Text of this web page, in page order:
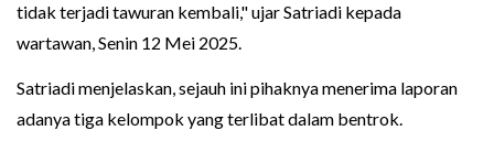
tidak terjadi tawuran kembali," ujar Satriadi kepada
wartawan, Senin 12 Mei 2025.
Satriadi menjelaskan, sejauh ini pihaknya menerima laporan
adanya tiga kelompok yang terlibat dalam bentrok.